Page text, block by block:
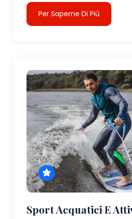
Per Saperne Di Più
Sport Acquatici E